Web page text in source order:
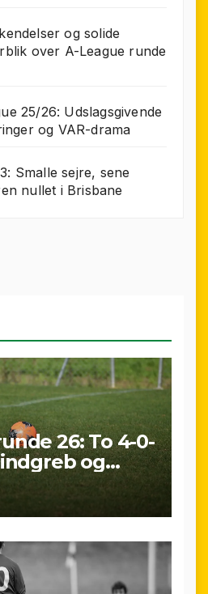
og solide
over A-League runde
25/26: Udslagsgivende
og VAR-drama
Smalle sejre, sene
nullet i Brisbane
26: To 4-0-
og
– fuld
af